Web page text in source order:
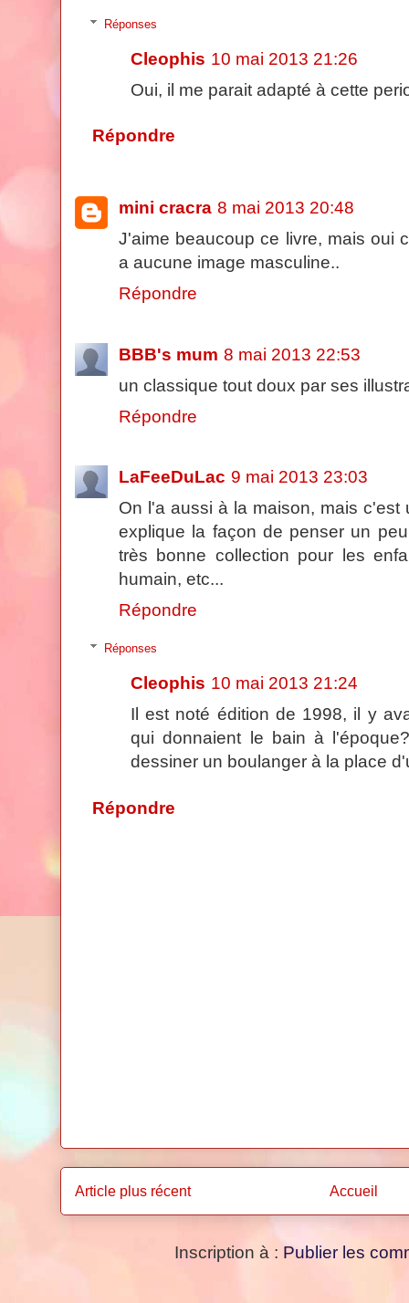
Réponses
Cleophis 10 mai 2013 21:26
Oui, il me parait adapté à cette
Répondre
mini cracra 8 mai 2013 20:48
J'aime beaucoup ce livre, mais oui
a aucune image masculine..
Répondre
BBB's mum 8 mai 2013 22:53
un classique tout doux par ses
Répondre
LaFeeDuLac 9 mai 2013 23:03
On l'a aussi à la maison, mais
explique la façon de penser un
très bonne collection pour les
humain, etc...
Répondre
Réponses
Cleophis 10 mai 2013 21:24
Il est noté édition de 1998, il y
qui donnaient le bain à
dessiner un boulanger à la place
Répondre
Article plus récent Accueil
Inscription à : Publier les